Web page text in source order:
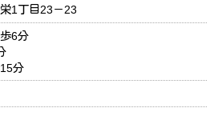
1丁目23－23
6分
分